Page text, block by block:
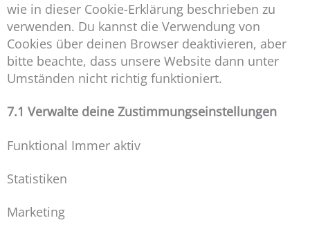
wie in dieser Cookie-Erklärung beschrieben zu
verwenden. Du kannst die Verwendung von
Cookies über deinen Browser deaktivieren, aber
bitte beachte, dass unsere Website dann unter
Umständen nicht richtig funktioniert.
7.1 Verwalte deine Zustimmungseinstellungen
Funktional Immer aktiv
Statistiken
Marketing